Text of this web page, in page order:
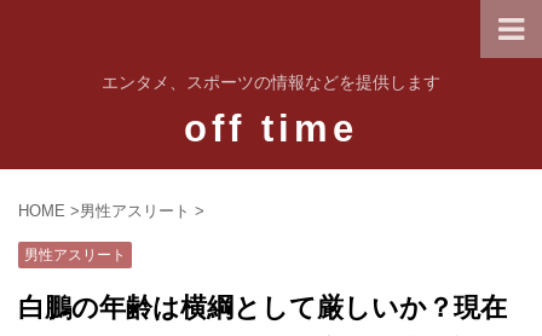
エンタメ、スポーツの情報などを提供します
off time
HOME >男性アスリート >
男性アスリート
白鵬の年齢は横綱として厳しいか？現在